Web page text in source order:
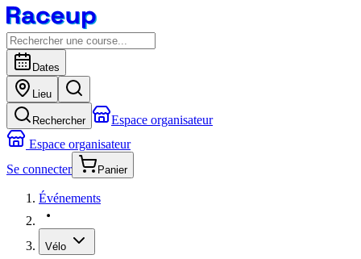
Dates
Lieu
Rechercher
Espace organisateur
Espace organisateur
Se connecter
Panier
Événements
Vélo